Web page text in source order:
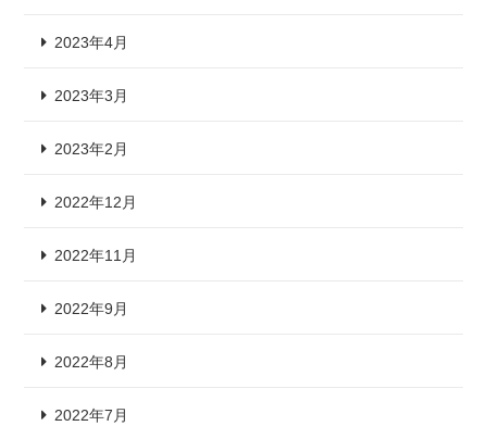
2023年4月
2023年3月
2023年2月
2022年12月
2022年11月
2022年9月
2022年8月
2022年7月